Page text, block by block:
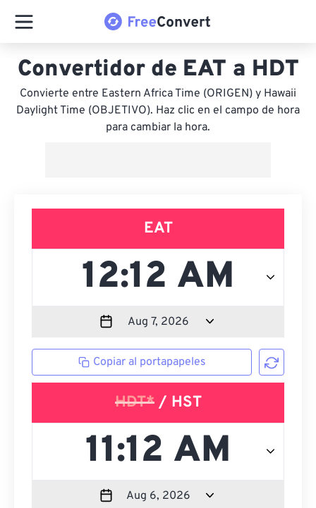
Convertidor de EAT a HDT
Convierte entre Eastern Africa Time (ORIGEN) y Hawaii
Daylight Time (OBJETIVO). Haz clic en el campo de hora
para cambiar la hora.
EAT
Copiar al portapapeles
HDT*/ HST